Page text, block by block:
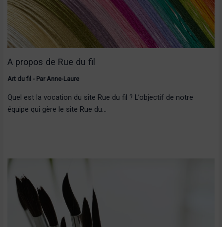
A propos de Rue du fil
Art du fil - ParAnne-Laure
Quel est la vocation du site Rue du fil ? L’objectif de notre
équipe qui gère le site Rue du…